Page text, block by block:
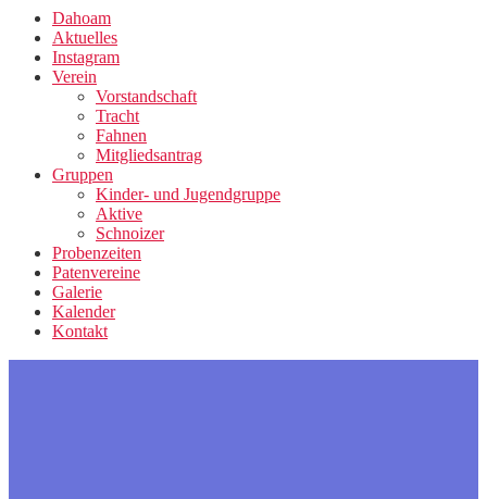
Dahoam
Aktuelles
Instagram
Verein
Vorstandschaft
Tracht
Fahnen
Mitgliedsantrag
Gruppen
Kinder- und Jugendgruppe
Aktive
Schnoizer
Probenzeiten
Patenvereine
Galerie
Kalender
Kontakt